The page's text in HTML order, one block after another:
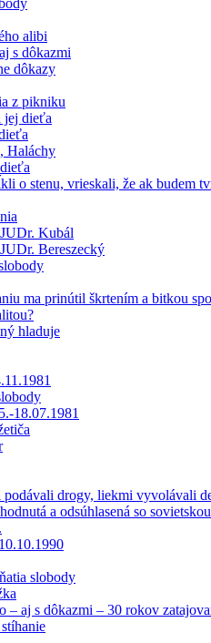
alibi
s dôkazmi
dôkazy
z pikniku
jej dieťa
Haláchy
o stenu, vrieskali, že ak budem
Kubál
Bereszecký
ma prinútil škrtením a bitkou
hladuje
18.07.1981
drogy, liekmi vyvolávali
a odsúhlasená so
slobody
– aj s dôkazmi – 30 rokov